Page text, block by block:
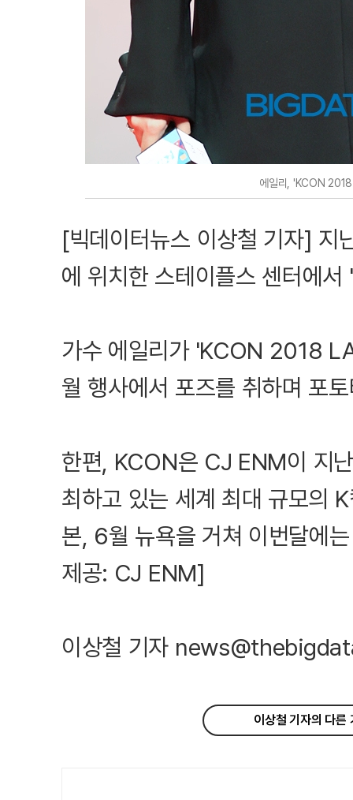
에일리, 'KCON
[빅데이터뉴스 이상철 기자]
에 위치한 스테이플스 센터에
가수 에일리가 'KCON 2018
월 행사에서 포즈를 취하며 포
한편, KCON은 CJ ENM이 지
최하고 있는 세계 최대 규모의
본, 6월 뉴욕을 거쳐 이번달에
제공: CJ ENM]
이상철 기자
이상철 기자의 다른